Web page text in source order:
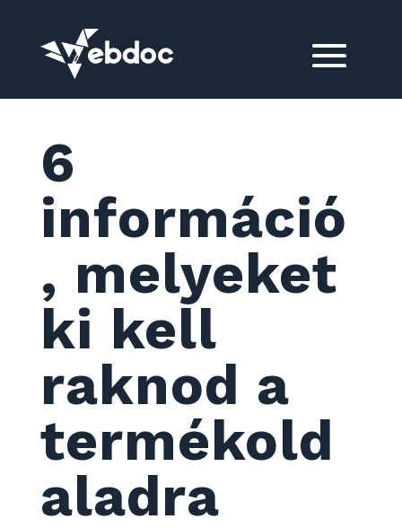
6
információ
, melyeket
ki kell
raknod a
termékold
aladra